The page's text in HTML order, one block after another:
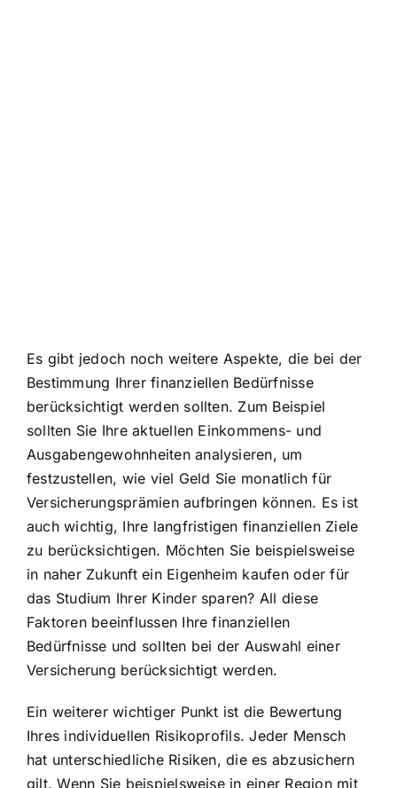
Es gibt jedoch noch weitere Aspekte, die bei der
Bestimmung Ihrer finanziellen Bedürfnisse
berücksichtigt werden sollten. Zum Beispiel
sollten Sie Ihre aktuellen Einkommens- und
Ausgabengewohnheiten analysieren, um
festzustellen, wie viel Geld Sie monatlich für
Versicherungsprämien aufbringen können. Es ist
auch wichtig, Ihre langfristigen finanziellen Ziele
zu berücksichtigen. Möchten Sie beispielsweise
in naher Zukunft ein Eigenheim kaufen oder für
das Studium Ihrer Kinder sparen? All diese
Faktoren beeinflussen Ihre finanziellen
Bedürfnisse und sollten bei der Auswahl einer
Versicherung berücksichtigt werden.
Ein weiterer wichtiger Punkt ist die Bewertung
Ihres individuellen Risikoprofils. Jeder Mensch
hat unterschiedliche Risiken, die es abzusichern
gilt. Wenn Sie beispielsweise in einer Region mit